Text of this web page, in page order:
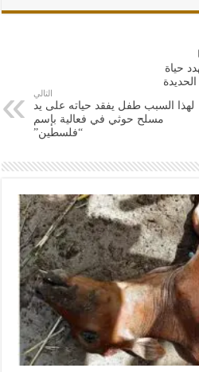
حياة
التالي
لهذا السبب طفل يفقد حياته على يد
مسلح حوثي في فعالية بإسم
“فلسطين”